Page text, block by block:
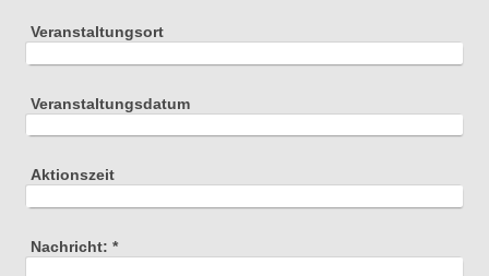
Veranstaltungsort
Veranstaltungsdatum
Aktionszeit
Nachricht: *